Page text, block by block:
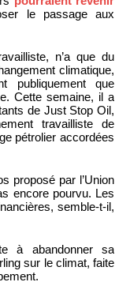
le passage aux
n’a que du
climatique,
publiquement que
Cette semaine, il a
de Just Stop Oil,
travailliste de
pétrolier accordées
proposé par l’Union
encore pourvu. Les
semble-t-il,
à abandonner sa
sur le climat, faite